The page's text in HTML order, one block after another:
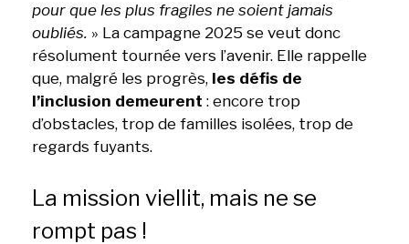
pour que les plus fragiles ne soient jamais
oubliés. » La campagne 2025 se veut donc
résolument tournée vers l’avenir. Elle rappelle
que, malgré les progrès, les défis de
l’inclusion demeurent : encore trop
d’obstacles, trop de familles isolées, trop de
regards fuyants.
La mission viellit, mais ne se
rompt pas !